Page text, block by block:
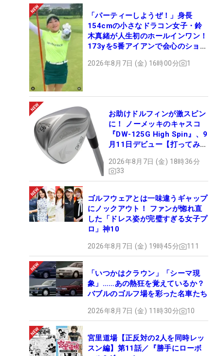
「パーティーしようぜ！」身長
154cmの小さなドラコン女子・鈴
木真緒が人生初のホールインワン！
173yを5番アイアンで会心のショッ
2026年8月7日 (金) 16時00分 1
お助けドルフィンが激スピン
に！ ノーメッキのキャスコ
『DW-125G High Spin』、9
月11日デビュー【打ってみ
2026年8月7日 (金) 18時36分
33
ゴルフウェアとは一味違うギャップ
にノックアウト！ ファンが惚れ直
した「ドレス姿が完璧すぎる女子プ
ロ」神10
2026年8月7日 (金) 19時45分 111
「いつかはクラウン」「シーマ現
象」……あの熱狂を覚えているか？
バブルのゴルフ場を彩った名車たち
2026年8月7日 (金) 11時30分 10
宮里道場【正反対の2人を同時レッ
スン編】第11話／『勝手にローボ